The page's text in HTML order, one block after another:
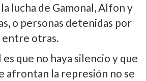
lucha de Gamonal, Alfon y
o personas detenidas por
entre otras.
que no haya silencio y que
afrontan la represión no se